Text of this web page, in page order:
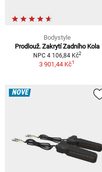
Bodystyle
Prodlouž. Zakrytí Zadního Kola
NPC 4 106,84 Kč2
3 901,44 Kč1
NOVÉ